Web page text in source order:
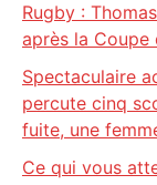
Rugby :
après la
Spectaculaire
percute cinq
fuite, une
Ce qui vous